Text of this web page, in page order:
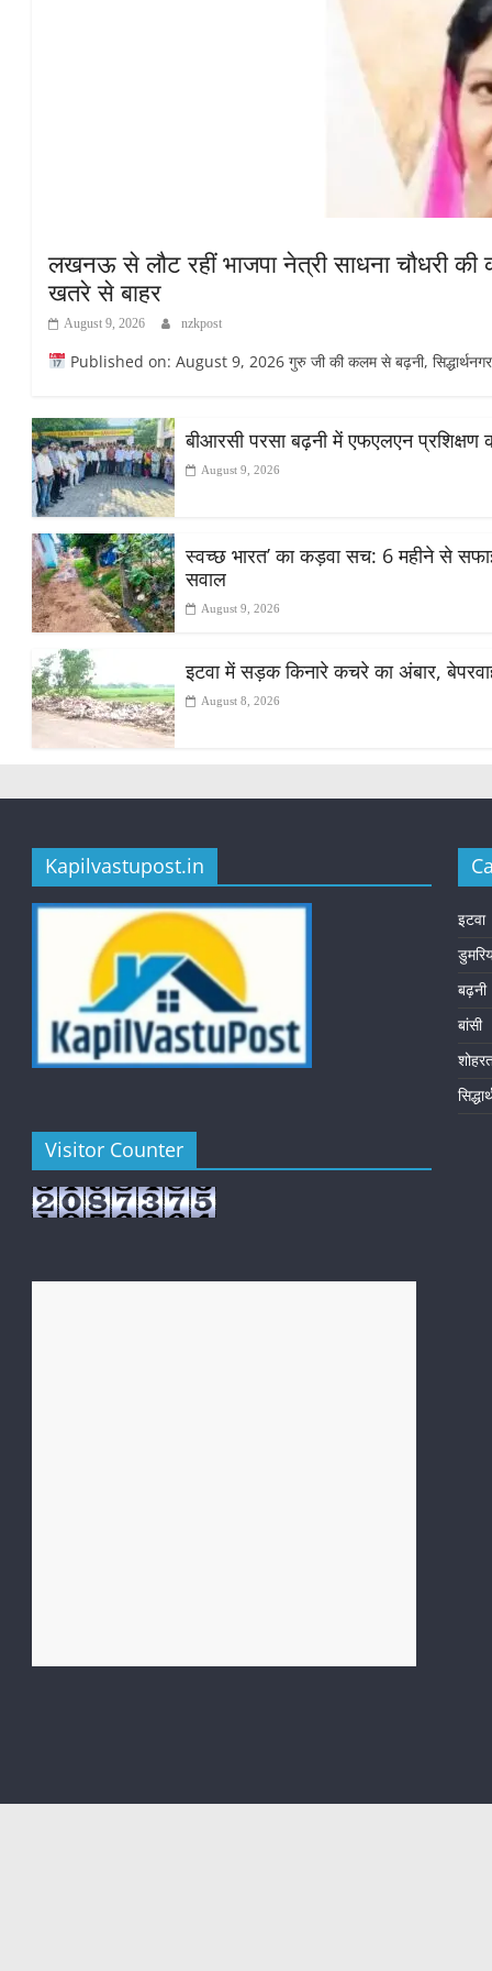
लखनऊ से लौट रहीं भाजपा नेत्री साधना चौधरी
खतरे से बाहर
August 9, 2026 nzkpost
Published on: August 9, 2026 गुरु जी की कलम से बढ़नी, सिद्धार्थनगर
बीआरसी परसा बढ़नी में एफएलएन
August 9, 2026
स्वच्छ भारत’ का कड़वा सच: 6 महीने से सफाई
सवाल
August 9, 2026
इटवा में सड़क किनारे कचरे का अंबार,
August 8, 2026
Kapilvastupost.in
Visitor Counter
इटवा
बढ़नी
बांसी